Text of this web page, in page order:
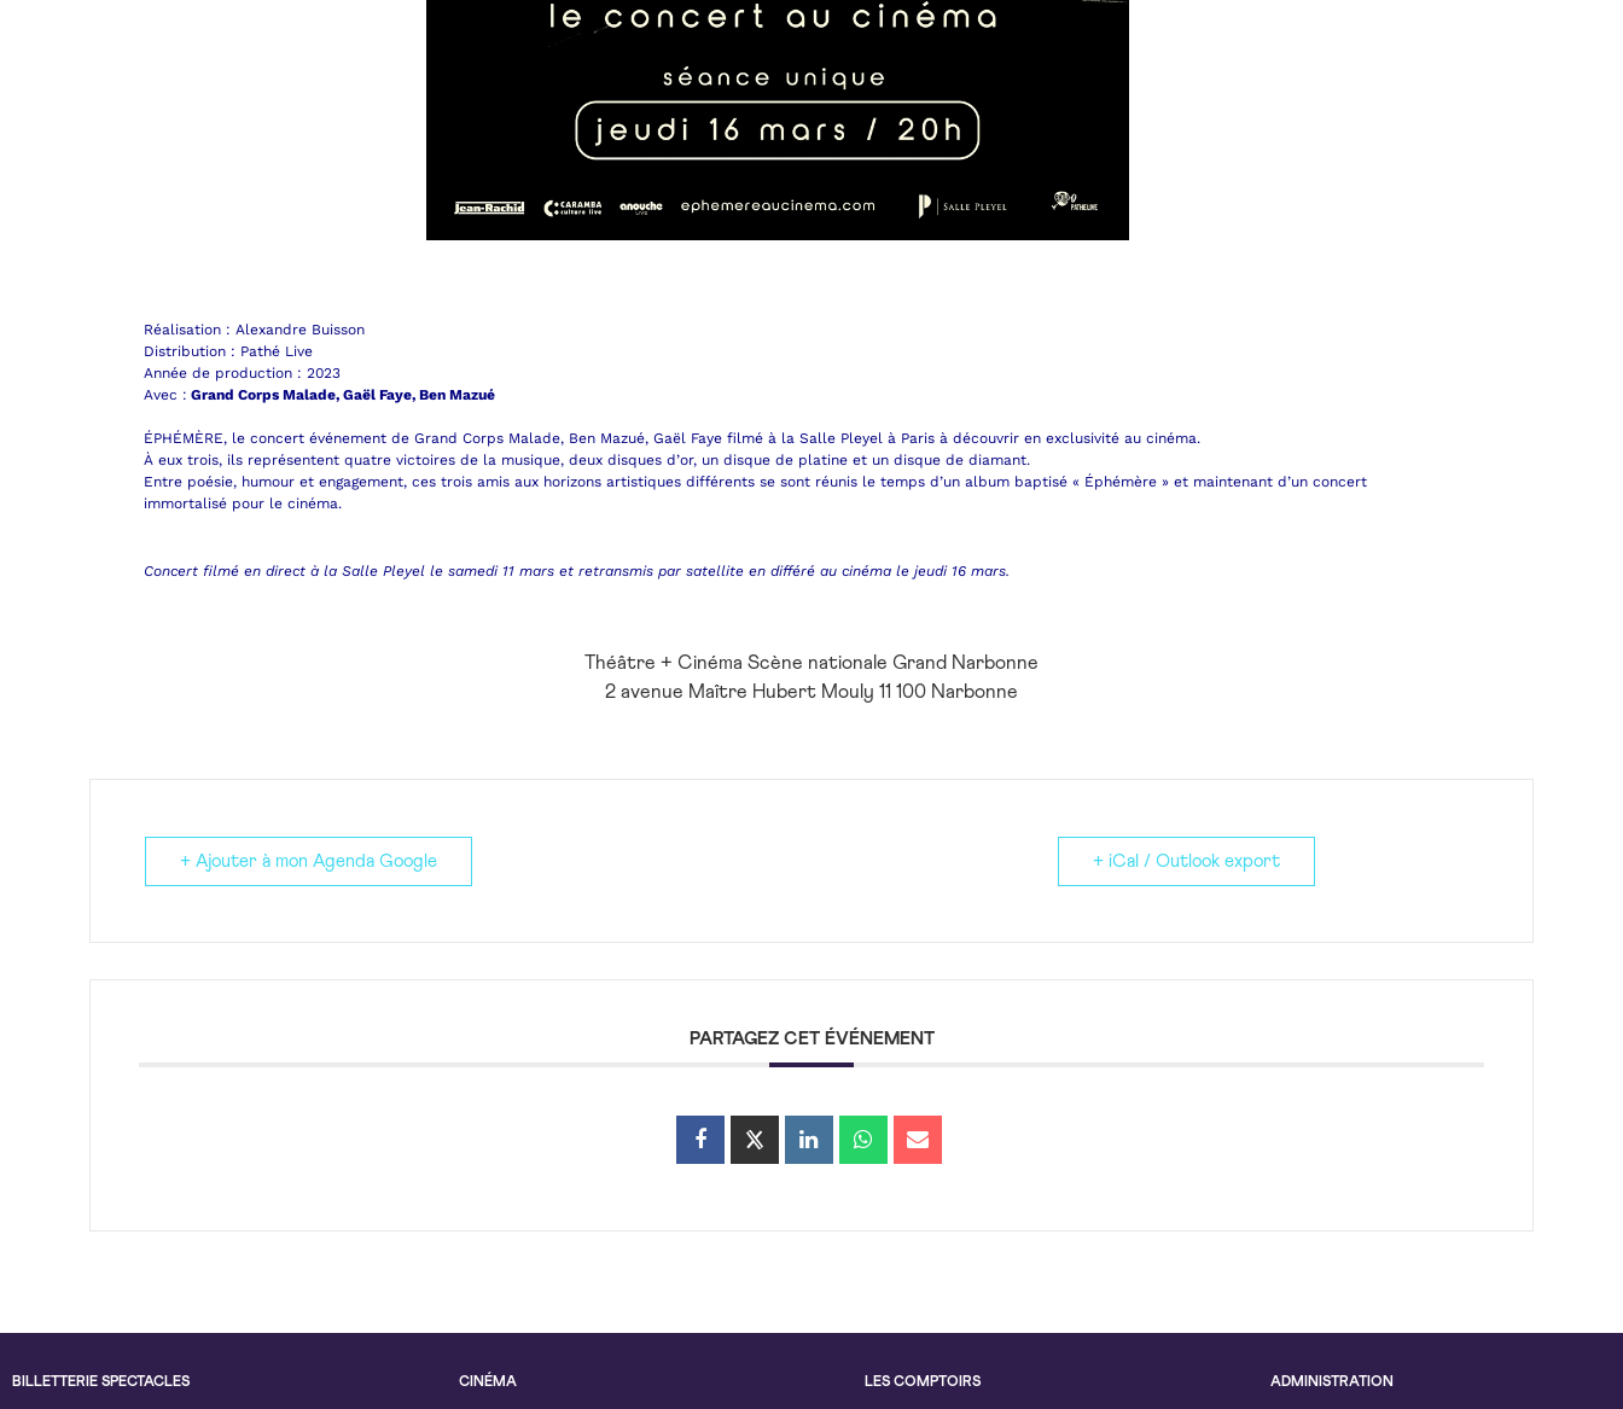
Réalisation : Alexandre Buisson
Distribution : Pathé Live
Année de production : 2023
Avec : Grand Corps Malade, Gaël Faye, Ben Mazué
ÉPHÉMÈRE, le concert événement de Grand Corps Malade, Ben Mazué, Gaël Faye filmé à la Salle Pleyel à Paris à découvrir en exclusivité au cinéma.
À eux trois, ils représentent quatre victoires de la musique, deux disques d’or, un disque de platine et un disque de diamant.
Entre poésie, humour et engagement, ces trois amis aux horizons artistiques différents se sont réunis le temps d’un album baptisé « Éphémère » et maintenant d’un concert
immortalisé pour le cinéma.
Concert filmé en direct à la Salle Pleyel le samedi 11 mars et retransmis par satellite en différé au cinéma le jeudi 16 mars.
Théâtre + Cinéma Scène nationale Grand Narbonne
2 avenue Maître Hubert Mouly 11 100 Narbonne
+ Ajouter à mon Agenda Google + iCal / Outlook export
PARTAGEZ CET ÉVÉNEMENT
BILLETTERIE SPECTACLES CINÉMA LES COMPTOIRS ADMINISTRATION